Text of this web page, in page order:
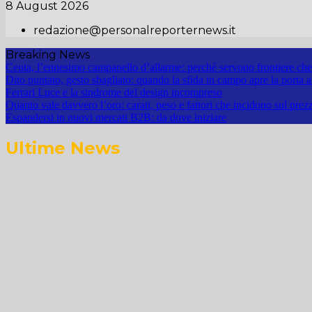
8 August 2026
redazione@personalreporternews.it
Breaking News
Ceuta, l’ennesimo campanello d’allarme: perché servono frontiere
Dito puntato, gesto sbagliato: quando la sfida in campo apre la porta
Ferrari Luce e la sindrome del design incompreso
Quanto vale davvero l’oro: carati, peso e fattori che incidono sul
Espandersi in nuovi mercati B2B: da dove iniziare
Ultime News